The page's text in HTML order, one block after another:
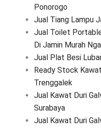
Ponorogo
Jual Tiang Lampu
Jual Toilet
Di Jamin Murah
Jual Plat Besi
Ready Stock
Trenggalek
Jual Kawat Duri
Surabaya
Jual Kawat Duri